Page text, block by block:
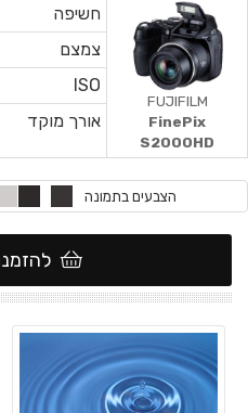
חשיפה
צמצם
ISO
אורך מוקד
FUJIFILM
FinePix
S2000HD
הצבעים בתמונה